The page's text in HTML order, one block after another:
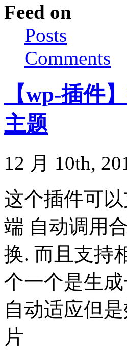
Feed on
Posts
Comments
【wp-插件
主题
12 月 10th,
这个插件可
端 自动调用
换. 而且支持
个一个是生
自动适应但
片